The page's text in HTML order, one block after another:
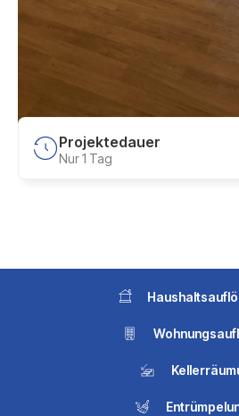
Projektedauer
Nur 1 Tag